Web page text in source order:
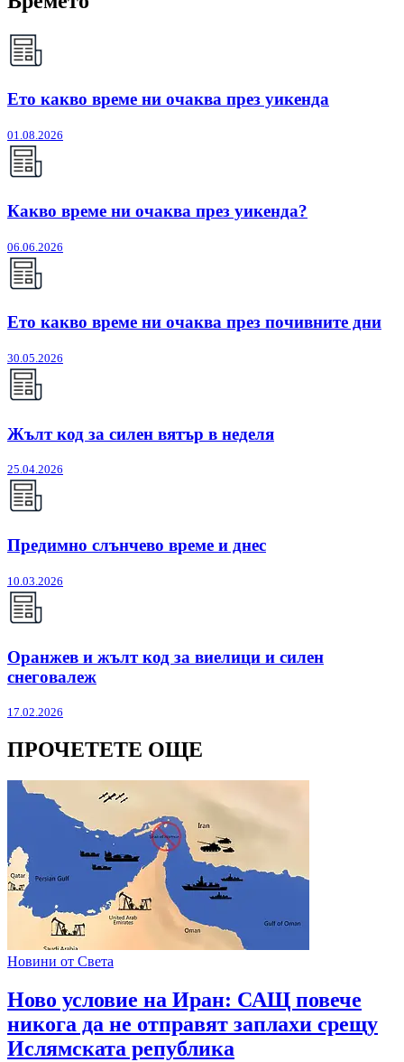
Ето какво време ни очаква през уикенда
01.08.2026
Какво време ни очаква през уикенда?
06.06.2026
Ето какво време ни очаква през почивните дни
30.05.2026
Жълт код за силен вятър в неделя
25.04.2026
Предимно слънчево време и днес
10.03.2026
Оранжев и жълт код за виелици и силен
снеговалеж
17.02.2026
ПРОЧЕТЕТЕ ОЩЕ
Новини от Света
Ново условие на Иран: САЩ повече
никога да не отправят заплахи срещу
Ислямската република